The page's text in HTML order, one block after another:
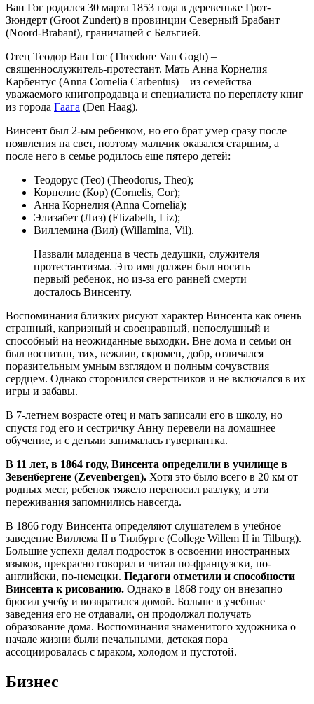
Ван Гог родился 30 марта 1853 года в деревеньке Грот-
Зюндерт (Groot Zundert) в провинции Северный Брабант
(Noord-Brabant), граничащей с Бельгией.
Отец Теодор Ван Гог (Theodore Van Gogh) –
священнослужитель-протестант. Мать Анна Корнелия
Карбентус (Anna Cornelia Carbentus) – из семейства
уважаемого книгопродавца и специалиста по переплету книг
из города Гаага (Den Haag).
Винсент был 2-ым ребенком, но его брат умер сразу после
появления на свет, поэтому мальчик оказался старшим, а
после него в семье родилось еще пятеро детей:
Теодорус (Тео) (Theodorus, Theo);
Корнелис (Кор) (Cornelis, Cor);
Анна Корнелия (Anna Cornelia);
Элизабет (Лиз) (Elizabeth, Liz);
Виллемина (Вил) (Willamina, Vil).
Назвали младенца в честь дедушки, служителя
протестантизма. Это имя должен был носить
первый ребенок, но из-за его ранней смерти
досталось Винсенту.
Воспоминания близких рисуют характер Винсента как очень
странный, капризный и своенравный, непослушный и
способный на неожиданные выходки. Вне дома и семьи он
был воспитан, тих, вежлив, скромен, добр, отличался
поразительным умным взглядом и полным сочувствия
сердцем. Однако сторонился сверстников и не включался в их
игры и забавы.
В 7-летнем возрасте отец и мать записали его в школу, но
спустя год его и сестричку Анну перевели на домашнее
обучение, и с детьми занималась гувернантка.
В 11 лет, в 1864 году, Винсента определили в училище в
Зевенбергене (Zevenbergen). Хотя это было всего в 20 км от
родных мест, ребенок тяжело переносил разлуку, и эти
переживания запомнились навсегда.
В 1866 году Винсента определяют слушателем в учебное
заведение Виллема II в Тилбурге (College Willem II in Tilburg).
Большие успехи делал подросток в освоении иностранных
языков, прекрасно говорил и читал по-французски, по-
английски, по-немецки. Педагоги отметили и способности
Винсента к рисованию. Однако в 1868 году он внезапно
бросил учебу и возвратился домой. Больше в учебные
заведения его не отдавали, он продолжал получать
образование дома. Воспоминания знаменитого художника о
начале жизни были печальными, детская пора
ассоциировалась с мраком, холодом и пустотой.
Бизнес